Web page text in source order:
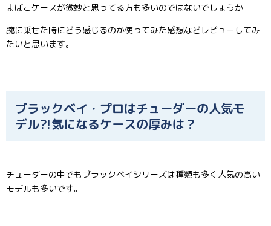
まぼこケースが微妙と思ってる方も多いのではないでしょうか
腕に乗せた時にどう感じるのか使ってみた感想などレビューしてみ
たいと思います。
ブラックベイ・プロはチューダーの人気モ
デル⁈気になるケースの厚みは？
チューダーの中でもブラックベイシリーズは種類も多く人気の高い
モデルも多いです。